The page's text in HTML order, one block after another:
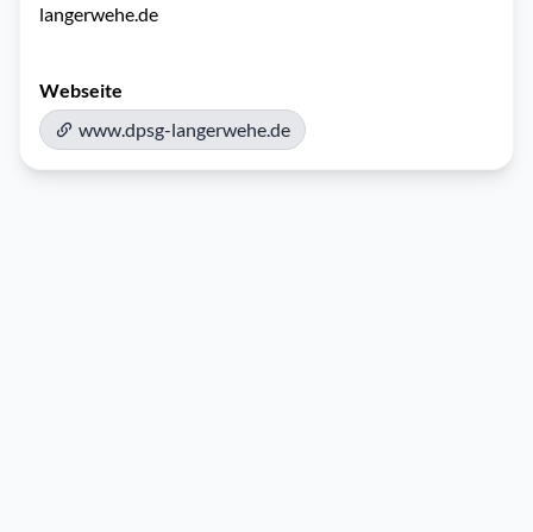
langerwehe.de
Webseite
www.dpsg-langerwehe.de